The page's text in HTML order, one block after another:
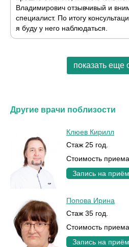
Владимирович отзывчивый и
специалист. По итогу
я буду у него наблюдаться.
показать еще
Другие врачи поблизости
Клюев Кирилл
Стаж 25 год.
Стоимость
Запись на приём
Попова Ирина
Стаж 35 год.
Стоимость
Запись на приём